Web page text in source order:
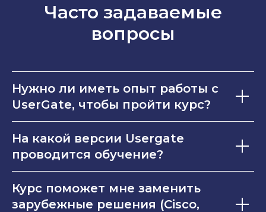
Часто задаваемые
вопросы
Нужно ли иметь опыт работы с
UserGate, чтобы пройти курс?
На какой версии Usergate
проводится обучение?
Курс поможет мне заменить
зарубежные решения (Cisco,